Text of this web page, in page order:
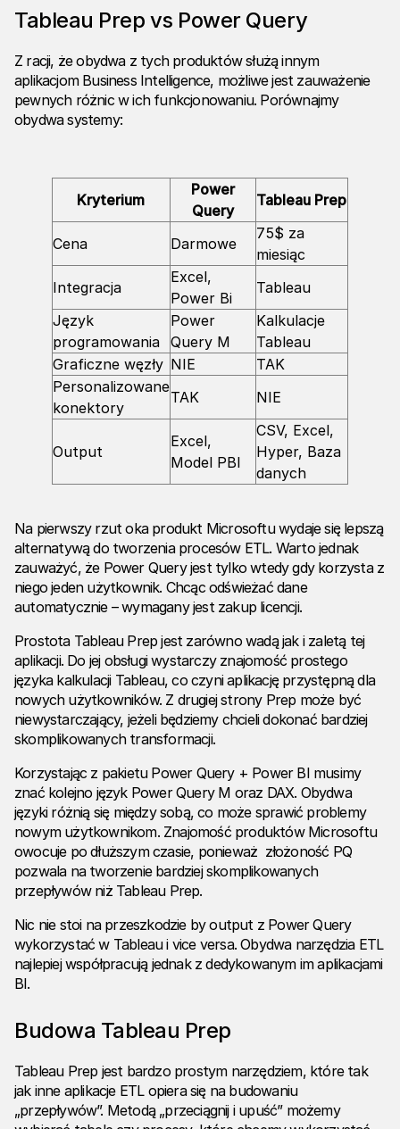
Tableau Prep vs Power Query
Z racji, że obydwa z tych produktów służą innym
aplikacjom Business Intelligence, możliwe jest zauważenie
pewnych różnic w ich funkcjonowaniu. Porównajmy
obydwa systemy:
Kryterium
Power
Query
Tableau Prep
Cena Darmowe
75$ za
miesiąc
Integracja
Excel,
Power Bi
Tableau
Język
programowania
Power
Query M
Kalkulacje
Tableau
Graficzne węzły NIE
TAK
Personalizowane
konektory
TAK NIE
Output
Excel,
Model PBI
CSV, Excel,
Hyper, Baza
danych
Na pierwszy rzut oka produkt Microsoftu wydaje się lepszą
alternatywą do tworzenia procesów ETL. Warto jednak
zauważyć, że Power Query jest tylko wtedy gdy korzysta z
niego jeden użytkownik. Chcąc odświeżać dane
automatycznie – wymagany jest zakup licencji.
Prostota Tableau Prep jest zarówno wadą jak i zaletą tej
aplikacji. Do jej obsługi wystarczy znajomość prostego
języka kalkulacji Tableau, co czyni aplikację przystępną dla
nowych użytkowników. Z drugiej strony Prep może być
niewystarczający, jeżeli będziemy chcieli dokonać bardziej
skomplikowanych transformacji.
Korzystając z pakietu Power Query + Power BI musimy
znać kolejno język Power Query M oraz DAX. Obydwa
języki różnią się między sobą, co może sprawić problemy
nowym użytkownikom. Znajomość produktów Microsoftu
owocuje po dłuższym czasie, ponieważ złożoność PQ
pozwala na tworzenie bardziej skomplikowanych
przepływów niż Tableau Prep.
Nic nie stoi na przeszkodzie by output z Power Query
wykorzystać w Tableau i vice versa. Obydwa narzędzia ETL
najlepiej współpracują jednak z dedykowanym im aplikacjami
BI.
Budowa Tableau Prep
Tableau Prep jest bardzo prostym narzędziem, które tak
jak inne aplikacje ETL opiera się na budowaniu
„przepływów”. Metodą „przeciągnij i upuść” możemy